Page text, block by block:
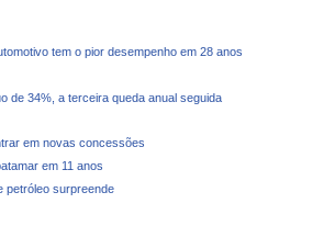
tem o pior desempenho em 28 anos
de 34%, a terceira queda anual seguida
em novas concessões
em 11 anos
petróleo surpreende